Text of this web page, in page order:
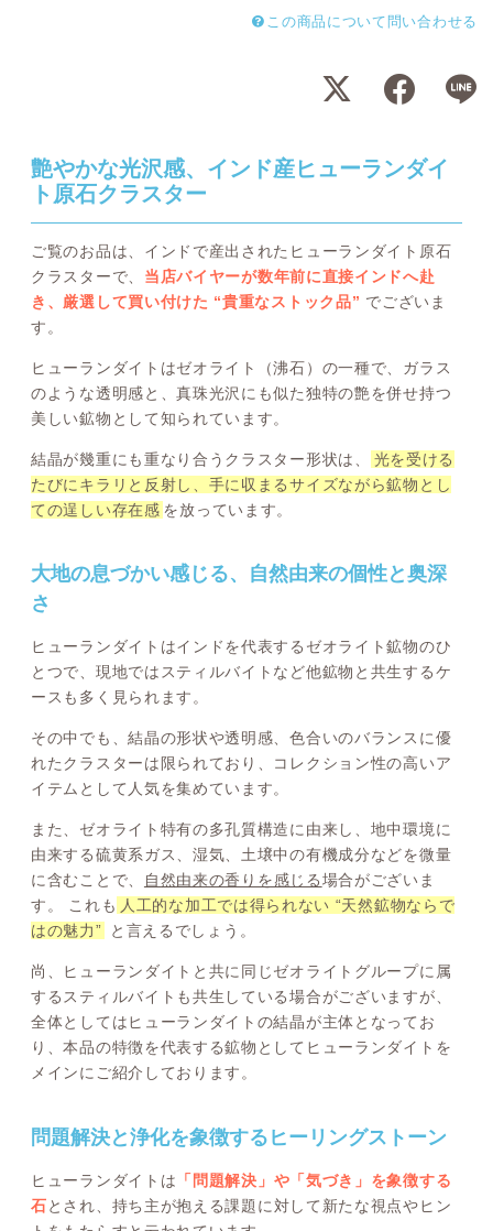
この商品について問い合わせる
艶やかな光沢感、インド産ヒューランダイ
ト原石クラスター
ご覧のお品は、インドで産出されたヒューランダイト原石
クラスターで、 当店バイヤーが数年前に直接インドへ赴
き、厳選して買い付けた “貴重なストック品” でございま
す。
ヒューランダイトはゼオライト（沸石）の一種で、ガラス
のような透明感と、真珠光沢にも似た独特の艶を併せ持つ
美しい鉱物として知られています。
結晶が幾重にも重なり合うクラスター形状は、
光を受ける
たびにキラリと反射し、手に収まるサイズながら鉱物とし
ての逞しい存在感 を放っています。
大地の息づかい感じる、自然由来の個性と奥深
さ
ヒューランダイトはインドを代表するゼオライト鉱物のひ
とつで、現地ではスティルバイトなど他鉱物と共生するケ
ースも多く見られます。
その中でも、結晶の形状や透明感、色合いのバランスに優
れたクラスターは限られており、コレクション性の高いア
イテムとして人気を集めています。
また、ゼオライト特有の多孔質構造に由来し、地中環境に
由来する硫黄系ガス、湿気、土壌中の有機成分などを微量
に含むことで、
自然由来の香りを感じる場合がございま
す。 これも 人工的な加工では得られない “天然鉱物ならで
はの魅力”
と言えるでしょう。
尚、ヒューランダイトと共に同じゼオライトグループに属
するスティルバイトも共生している場合がございますが、
全体としてはヒューランダイトの結晶が主体となってお
り、本品の特徴を代表する鉱物としてヒューランダイトを
メインにご紹介しております。
問題解決と浄化を象徴するヒーリングストーン
ヒューランダイトは 「問題解決」や「気づき」を象徴する
石とされ、持ち主が抱える課題に対して新たな視点やヒン